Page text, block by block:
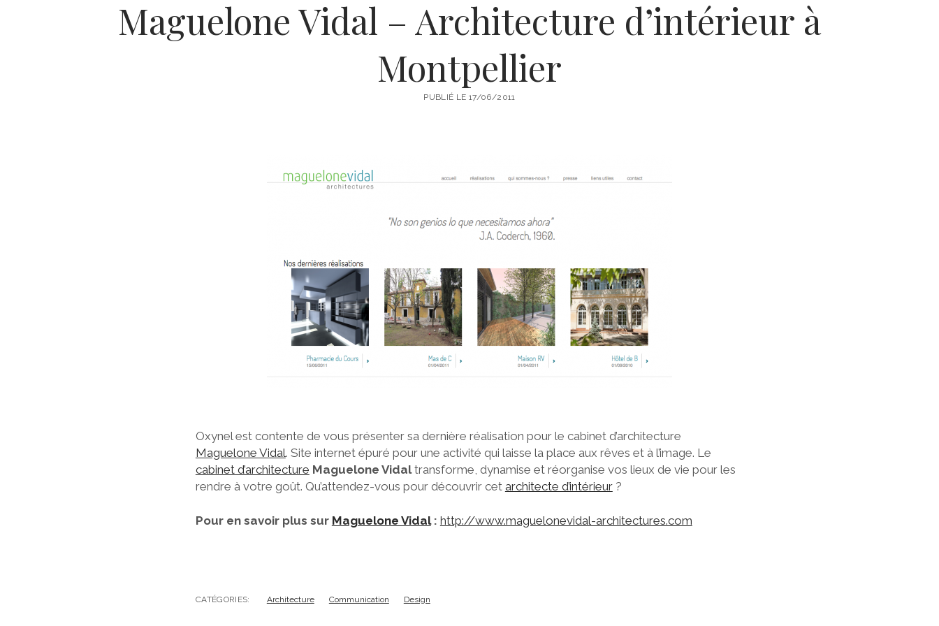
Maguelone Vidal – Architecture d’intérieur à
Montpellier
PUBLIÉ LE 17/06/2011
Oxynel est contente de vous présenter sa dernière réalisation pour le cabinet d’architecture
Maguelone Vidal. Site internet épuré pour une activité qui laisse la place aux rêves et à l’image. Le
cabinet d’architecture Maguelone Vidaltransforme, dynamise et réorganise vos lieux de vie pour les
rendre à votre goût. Qu’attendez-vous pour découvrir cet architecte d’intérieur?
Pour en savoir plus sur Maguelone Vidal: http://www.maguelonevidal-architectures.com
CATÉGORIES: Architecture Communication Design